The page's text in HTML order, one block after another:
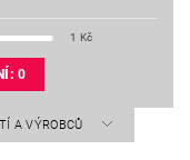
1 Kč
0
A VÝROBCŮ